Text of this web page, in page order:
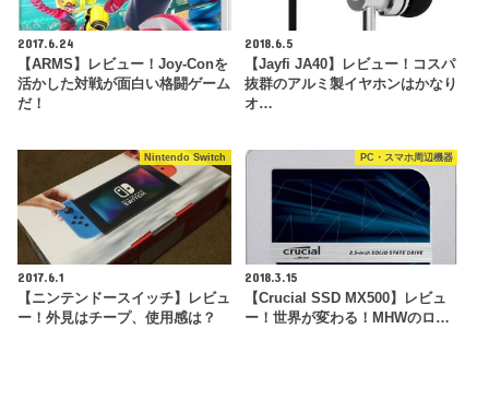
2017.6.24
【ARMS】レビュー！Joy-Conを
活かした対戦が面白い格闘ゲーム
だ！
2018.6.5
【Jayfi JA40】レビュー！コスパ
抜群のアルミ製イヤホンはかなり
オ…
Nintendo Switch
2017.6.1
【ニンテンドースイッチ】レビュ
ー！外見はチープ、使用感は？
PC・スマホ周辺機器
2018.3.15
【Crucial SSD MX500】レビュ
ー！世界が変わる！MHWのロ…